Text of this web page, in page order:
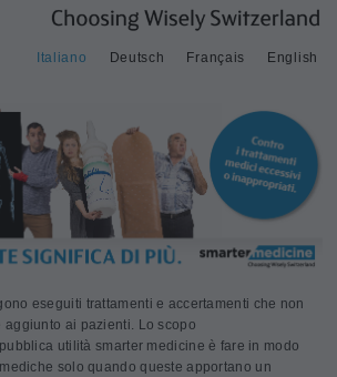
Deutsch Français
Italiano English
eseguiti trattamenti e accertamenti che non
ai pazienti. Lo scopo
utilità smarter medicine è fare in modo
solo quando queste apportano un